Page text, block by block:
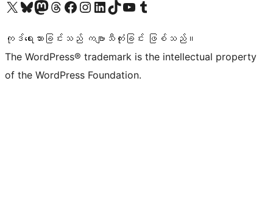
ကျွန်ုပ်တို့၏ X (ယခင် Twitter) အကောင့်သို့ သွားရောက်ကြည့်ရှုပါကျွန်ုပ်တို့၏ Bluesky အကောင့်သို့ ဝင်ရောက်ကြည့်ရှုရန်
ကျွန်ုပ်တို့၏ Mastodon အကောင့်သို့ သွားရောက်ကြည့်ရှုပါကျွန်ုပ်တို့၏ Threads အကောင့်သို့ ဝင်ရောက်ကြည့်ရှုရန်
ကျွန်ုပ်တို့၏ Facebook စာမျက်နှာသို့ သွားရောက်ကြည့်ရှုပါကျွန်ုပ်တို့၏ Instagram အကောင့်သို့ သွားရောက်ကြည့်ရှုပါ ကျွန်ုပ်တို့၏ LinkedIn အကောင့်သို့ သွားရောက်ကြည့်ရှုပါကျွန်ုပ်တို့၏ TikTok အကောင့်သို့ ဝင်ရောက်ကြည့်ရှုရန်
ကျွန်ုပ်တို့၏ YouTube ချန်နယ်သို့ သွားရောက်ကြည့်ရှုပါ ကျွန်ုပ်တို့၏ Tumblr အကောင့်သို့ ဝင်ရောက်ကြည့်ရှုရန်
ကုဒ်ရေးသားခြင်းသည် ကဗျာသီကုံးခြင်း ဖြစ်သည်။
The WordPress® trademark is the intellectual property
of the WordPress Foundation.